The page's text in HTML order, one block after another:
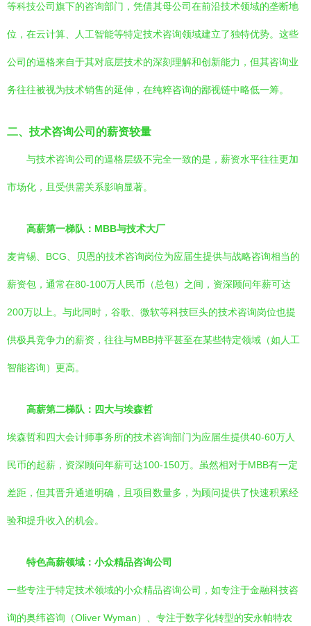
等科技公司旗下的咨询部门，凭借其母公司在前沿技术领域的垄断地
位，在云计算、人工智能等特定技术咨询领域建立了独特优势。这些
公司的逼格来自于其对底层技术的深刻理解和创新能力，但其咨询业
务往往被视为技术销售的延伸，在纯粹咨询的鄙视链中略低一筹。
二、技术咨询公司的薪资较量
与技术咨询公司的逼格层级不完全一致的是，薪资水平往往更加
市场化，且受供需关系影响显著。
高薪第一梯队：MBB与技术大厂
麦肯锡、BCG、贝恩的技术咨询岗位为应届生提供与战略咨询相当的
薪资包，通常在80-100万人民币（总包）之间，资深顾问年薪可达
200万以上。与此同时，谷歌、微软等科技巨头的技术咨询岗位也提
供极具竞争力的薪资，往往与MBB持平甚至在某些特定领域（如人工
智能咨询）更高。
高薪第二梯队：四大与埃森哲
埃森哲和四大会计师事务所的技术咨询部门为应届生提供40-60万人
民币的起薪，资深顾问年薪可达100-150万。虽然相对于MBB有一定
差距，但其晋升通道明确，且项目数量多，为顾问提供了快速积累经
验和提升收入的机会。
特色高薪领域：小众精品咨询公司
一些专注于特定技术领域的小众精品咨询公司，如专注于金融科技咨
询的奥纬咨询（Oliver Wyman）、专注于数字化转型的安永帕特农